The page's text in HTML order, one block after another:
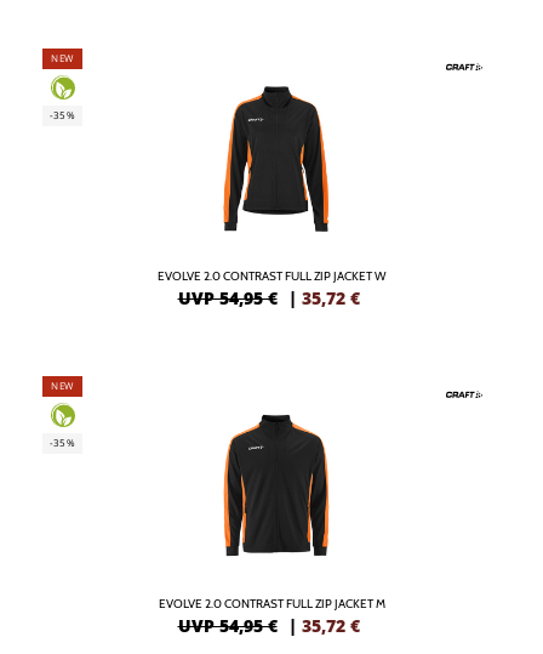
NEW
-35%
EVOLVE 2.0 CONTRAST FULL ZIP JACKET W
UVP 54,95 € | 35,72 €
NEW
-35%
EVOLVE 2.0 CONTRAST FULL ZIP JACKET M
UVP 54,95 € | 35,72 €